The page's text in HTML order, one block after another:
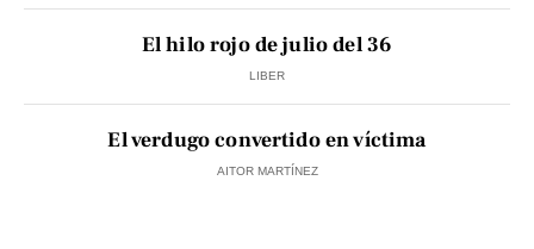
El hilo rojo de julio del 36
LIBER
El verdugo convertido en víctima
AITOR MARTÍNEZ